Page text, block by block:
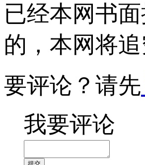
已经本网书
的，本网将
要评论？请先
我要评论